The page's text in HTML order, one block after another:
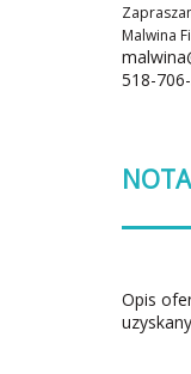
Malwina
518-
Opis